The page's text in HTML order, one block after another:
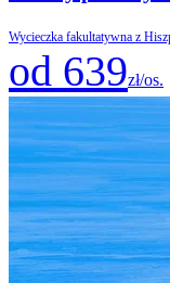
Wycieczka fakultatywna z
od 639zł/os.